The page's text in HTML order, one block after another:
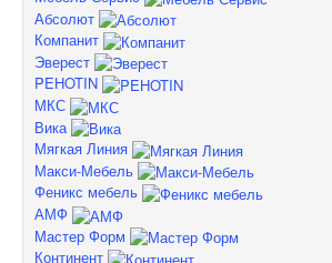
Абсолют
Компанит
Эверест
PEHOTIN
МКС
Вика
Мягкая Линия
Макси-Мебель
Феникс мебель
АМФ
Мастер Форм
Континент